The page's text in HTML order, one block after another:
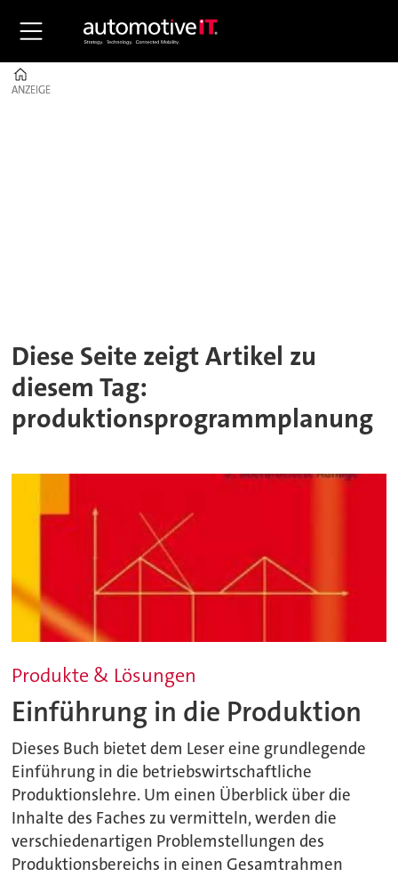
ANZEIGE
ANZEIGE
Diese Seite zeigt Artikel zu
diesem Tag:
produktionsprogrammplanung
Produkte & Lösungen
Einführung in die Produktion
Dieses Buch bietet dem Leser eine grundlegende
Einführung in die betriebswirtschaftliche
Produktionslehre. Um einen Überblick über die
Inhalte des Faches zu vermitteln, werden die
verschiedenartigen Problemstellungen des
Produktionsbereichs in einen Gesamtrahmen